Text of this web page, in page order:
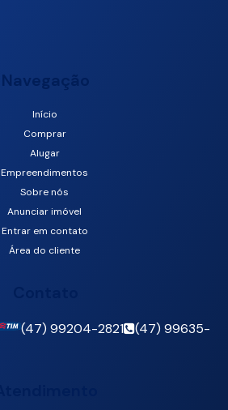
Navegação
Início
Comprar
Alugar
Empreendimentos
Sobre nós
Anunciar imóvel
Entrar em contato
Área do cliente
(47) 99204-2821
(47) 99635-